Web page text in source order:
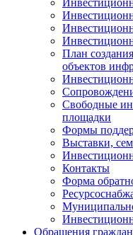
План
объектов
Свободные
площадки
Формы
Выставки,
Контакты
Форма
Обращения граждан